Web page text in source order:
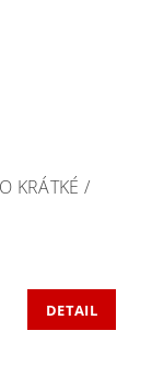
KRÁTKÉ /
DETAIL